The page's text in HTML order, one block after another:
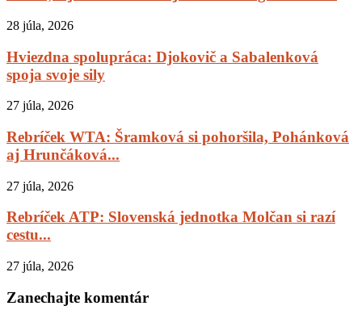
28 júla, 2026
Hviezdna spolupráca: Djokovič a Sabalenková
spoja svoje sily
27 júla, 2026
Rebríček WTA: Šramková si pohoršila, Pohánková
aj Hrunčáková...
27 júla, 2026
Rebríček ATP: Slovenská jednotka Molčan si razí
cestu...
27 júla, 2026
Zanechajte komentár